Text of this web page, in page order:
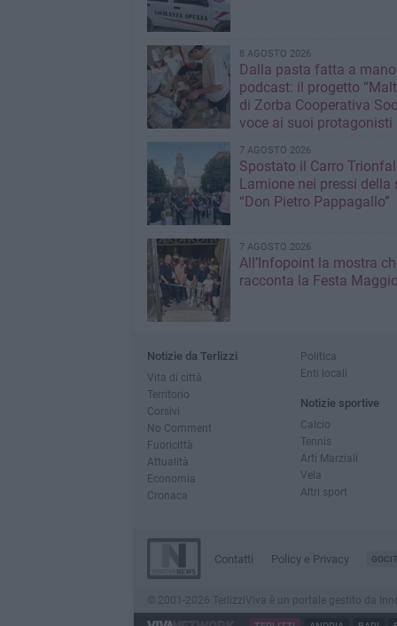
8 AGOSTO 2026
Dalla pasta fatta a
podcast: il progetto
di Zorba Cooperativa
voce ai suoi protagonisti
7 AGOSTO 2026
Spostato il Carro
Lamione nei pressi della
“Don Pietro Pappagallo”
7 AGOSTO 2026
All’Infopoint la mostra
racconta la Festa
Notizie da Terlizzi
Vita di città
Territorio
Corsivi
No Comment
Fuoricittà
Attualità
Economia
Cronaca
Politica
Enti locali
Notizie sportive
Calcio
Tennis
Arti Marziali
Vela
Altri sport
Contatti Policy e Privacy
© 2001-2026 TerlizziViva è un portale gestito da